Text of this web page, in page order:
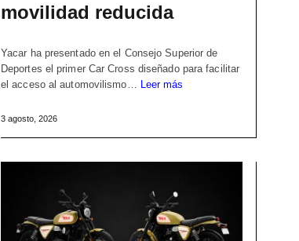
movilidad reducida
Yacar ha presentado en el Consejo Superior de
Deportes el primer Car Cross diseñado para facilitar
el acceso al automovilismo… Leer más
3 agosto, 2026